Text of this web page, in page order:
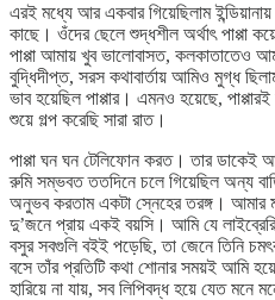
এরই মধ্যে আর একবার গিয়েছিলাম
কাছে। ওঁদের ছেলে শুদ্ধশীল অর্থাৎ পাপ্পা
পাপ্পা আমায় খুব ভালোবাসত, কলকাতাতেও
বুদ্ধিদীপ্ত, সরস কথাবার্তায় আমিও মুগ্ধ
ভাব হয়েছিল পাপ্পার। এমনও হয়েছে,
শুয়ে গল্প করেছি সারা রাত।
পাপ্পা ঘন ঘন টেলিফোন করত। তার ডাকেই
রুমি সম্ভবত ততদিনে চলে গিয়েছিল অন্য
অনুভব করতাম একটা স্নেহের তরঙ্গ। আমার
দু’জনে প্রায় একই বয়সি। আমি যে
বসুর সবগুলি বইই পড়েছি, তা জেনে তিনি
বসে তাঁর প্রতিটি কথা শোনার সময়ই আমি
হারিয়ে না যায়, সব লিপিবদ্ধ হয়ে যেত মনে